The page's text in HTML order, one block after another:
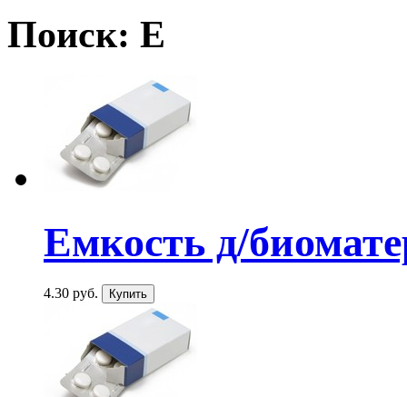
Поиск: Е
Емкость д/
4.30 руб.